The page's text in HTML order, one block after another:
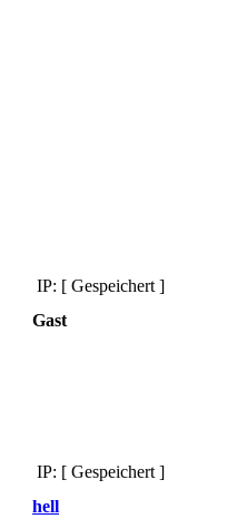
IP: [ Gespeichert ]
Gast
IP: [ Gespeichert ]
hell